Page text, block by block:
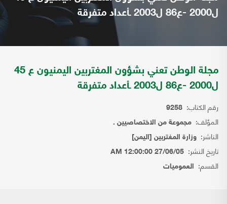
ل2000 -ع86 ل2003 ـأعداد متفرقة
مجلة الوطن تعني بشؤون المغتربين اليمنيون ع 45
ل2000 -ع86 ل2003 ـأعداد متفرقة
رقم الكتاب: 9258
المؤلف: مجموعة من الاختصاصيين .
الناشر: وزارة المغتربين [اليمن]
تاريخ النشر: 27/06/05 12:00:00 AM
القسم: العموميات